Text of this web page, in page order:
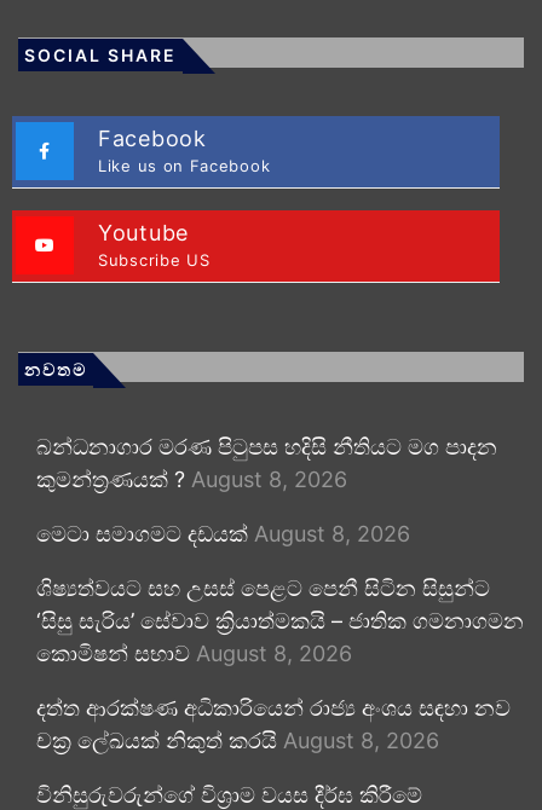
SOCIAL SHARE
Facebook
Like us on Facebook
Youtube
Subscribe US
නවතම
බන්ධනාගාර මරණ පිටුපස හදිසි නීතියට මග පාදන
කුමන්ත්‍රණයක් ? August 8, 2026
මෙටා සමාගමට දඩයක් August 8, 2026
ශිෂ්‍යත්වයට සහ උසස් පෙළට පෙනී සිටින සිසුන්ට
‘සිසු සැරිය’ සේවාව ක්‍රියාත්මකයි – ජාතික ගමනාගමන
කොමිෂන් සභාව August 8, 2026
දත්ත ආරක්ෂණ අධිකාරියෙන් රාජ්‍ය අංශය සඳහා නව
චක්‍ර ලේඛයක් නිකුත් කරයි August 8, 2026
විනිසුරුවරුන්ගේ විශ්‍රාම වයස දීර්ඝ කිරීමේ